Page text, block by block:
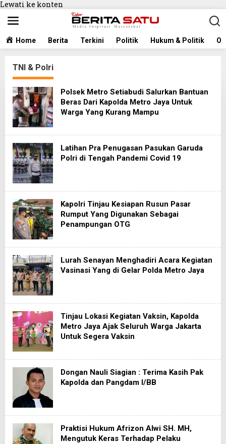
Lewati ke konten
Home Berita Terkini Politik Hukum & Politik
TNI & Polri
Polsek Metro Setiabudi Salurkan Bantuan
Beras Dari Kapolda Metro Jaya Untuk
Warga Yang Kurang Mampu
Latihan Pra Penugasan Pasukan Garuda
Polri di Tengah Pandemi Covid 19
Kapolri Tinjau Kesiapan Rusun Pasar
Rumput Yang Digunakan Sebagai
Penampungan OTG
Lurah Senayan Menghadiri Acara Kegiatan
Vasinasi Yang di Gelar Polda Metro Jaya
Tinjau Lokasi Kegiatan Vaksin, Kapolda
Metro Jaya Ajak Seluruh Warga Jakarta
Untuk Segera Vaksin
Dongan Nauli Siagian : Terima Kasih Pak
Kapolda dan Pangdam I/BB
Praktisi Hukum Afrizon Alwi SH. MH,
Mengutuk Keras Terhadap Pelaku